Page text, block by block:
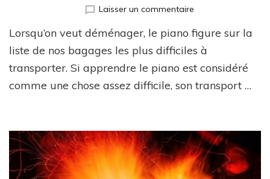
Laisser un commentairesur
déménager
un
droit
Lorsqu’on veut déménager, le piano figure sur la
liste de nos bagages les plus difficiles à
transporter. Si apprendre le piano est considéré
comme une chose assez difficile, son transport …